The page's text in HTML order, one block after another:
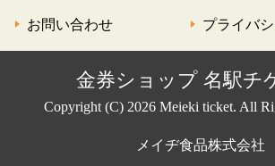
お問い合わせ プライバ
金券ショップ 名駅チ
Copyright (C) 2026 Meieki ticket. All
メイヂ食品株式会社